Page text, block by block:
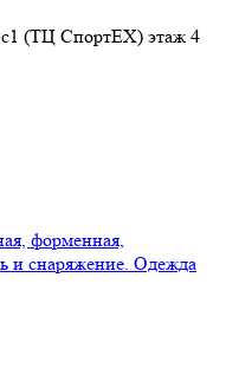
с1 (ТЦ СпортEX) этаж 4